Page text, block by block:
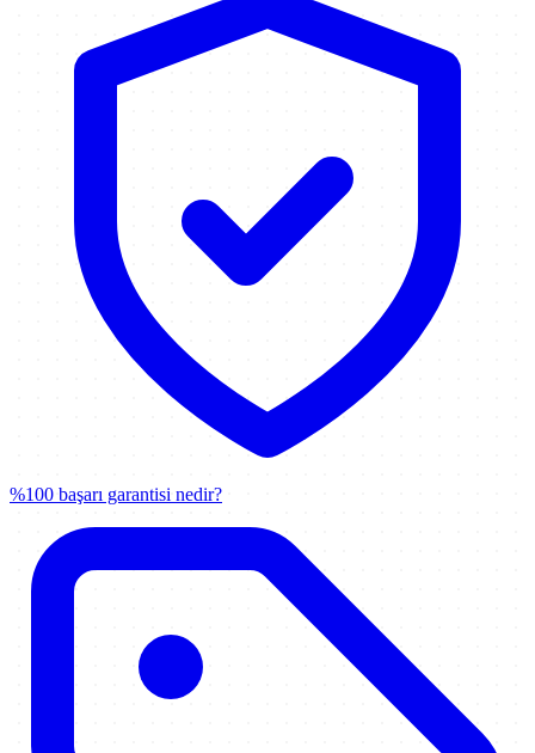
%100 başarı garantisi nedir?